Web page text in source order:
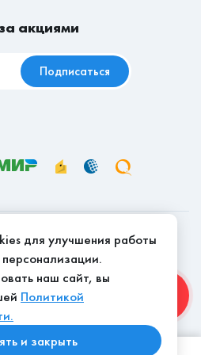
акциями
Подписаться
доступно
для улучшения работы
наш сайт, вы
Политикой
и закрыть